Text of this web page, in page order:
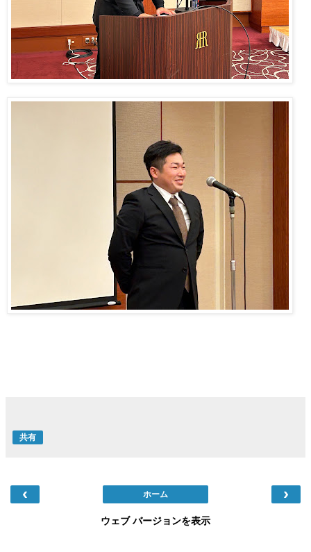
共有
‹ ›
ホーム
ウェブ バージョンを表示